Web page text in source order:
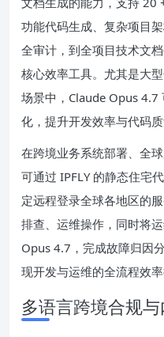
功能代码生成、复杂项目
全审计，到全项目技术文
核心效率工具。尤其是大
场景中，Claude Opus 4.7
化，提升开发效率与代码质
在跨境业务系统部署、全
可通过 IPFLY 的静态住宅
定远程登录全球各地区的
排查、运维操作，同时将
Opus 4.7，完成故障归因
现开发与运维的全流程效率
多语言跨境合规